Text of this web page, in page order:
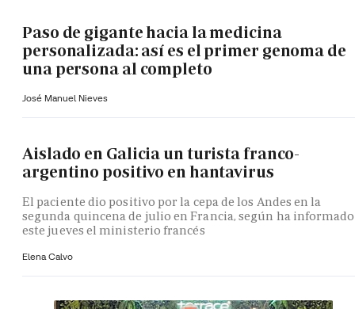
Paso de gigante hacia la medicina
personalizada: así es el primer genoma de
una persona al completo
José Manuel Nieves
Aislado en Galicia un turista franco-
argentino positivo en hantavirus
El paciente dio positivo por la cepa de los Andes en la
segunda quincena de julio en Francia, según ha informado
este jueves el ministerio francés
Elena Calvo